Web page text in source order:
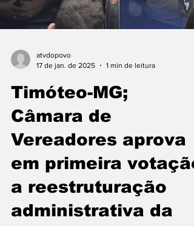
17 de jan. de 2025
1 min de leitura
Timóteo-MG;
Câmara de
Vereadores aprova
em primeira votação